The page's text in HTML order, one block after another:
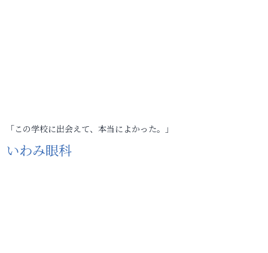
「この学校に出会えて、本当によかった。」
いわみ眼科